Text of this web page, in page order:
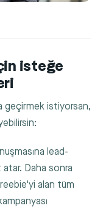
isteğe
geçirmek istiyorsan,
lead-
Daha sonra
alan tüm